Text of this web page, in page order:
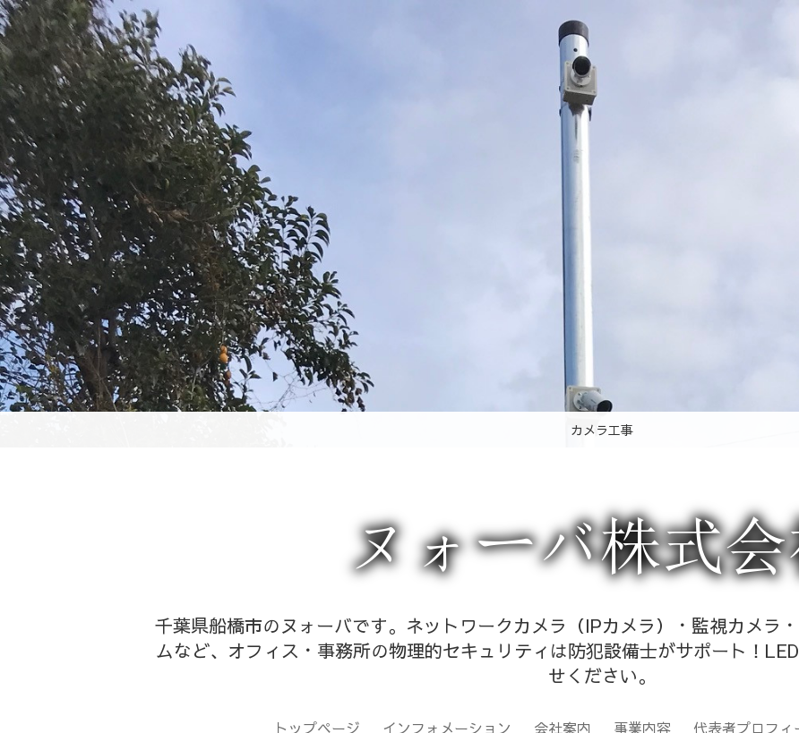
千葉県船橋市のヌォーバです。ネットワークカメラ（IPカメラ）・監視カメラ
ムなど、オフィス・事務所の物理的セキュリティは防犯設備士がサポート！
せください。
トップページ インフォメーション 会社案内 事業内容 代表者プロフィ
カメラ工事
カメラ工事
カメラ工事
カメラ工事
カメラ工事
電気工事 分電盤 ブレーカー
LED照明 電気工事